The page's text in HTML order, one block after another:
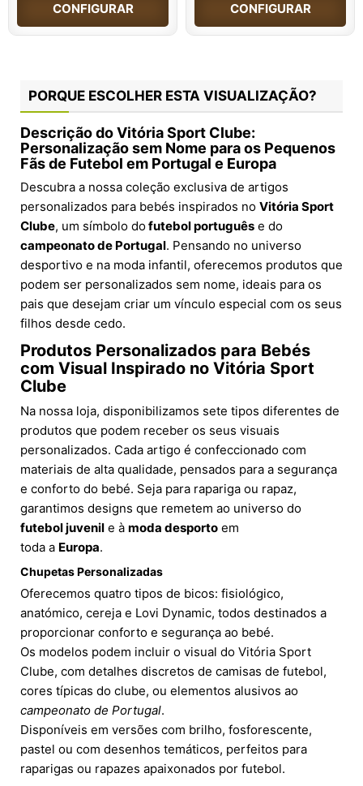
CONFIGURAR CONFIGURAR
PORQUE ESCOLHER ESTA VISUALIZAÇÃO?
Descrição do Vitória Sport Clube:
Personalização sem Nome para os Pequenos
Fãs de Futebol em Portugal e Europa
Descubra a nossa coleção exclusiva de artigos
personalizados para bebés inspirados no Vitória Sport
Clube, um símbolo dofutebol português e do
campeonato de Portugal. Pensando no universo
desportivo e na moda infantil, oferecemos produtos que
podem ser personalizados sem nome, ideais para os
pais que desejam criar um vínculo especial com os seus
filhos desde cedo.
Produtos Personalizados para Bebés
com Visual Inspirado no Vitória Sport
Clube
Na nossa loja, disponibilizamos sete tipos diferentes de
produtos que podem receber os seus visuais
personalizados. Cada artigo é confeccionado com
materiais de alta qualidade, pensados para a segurança
e conforto do bebé. Seja para rapariga ou rapaz,
garantimos designs que remetem ao universo do
futebol juvenil e à moda desporto em
toda a Europa.
Chupetas Personalizadas
Oferecemos quatro tipos de bicos: fisiológico,
anatómico, cereja e Lovi Dynamic, todos destinados a
proporcionar conforto e segurança ao bebé.
Os modelos podem incluir o visual do Vitória Sport
Clube, com detalhes discretos de camisas de futebol,
cores típicas do clube, ou elementos alusivos ao
campeonato de Portugal.
Disponíveis em versões com brilho, fosforescente,
pastel ou com desenhos temáticos, perfeitos para
raparigas ou rapazes apaixonados por futebol.